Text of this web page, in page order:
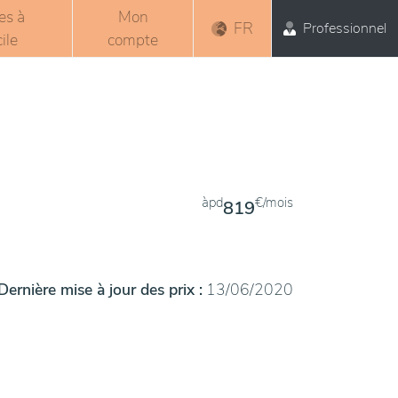
à
Mon
compte
FR Professionnel
àpd819€/mois
mise à jour des prix : 13/06/2020